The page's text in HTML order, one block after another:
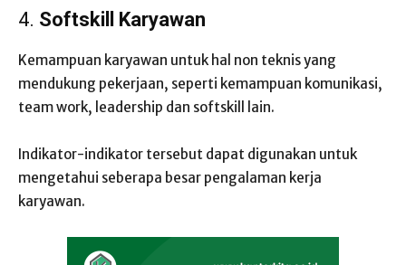
4. Softskill Karyawan
Kemampuan karyawan untuk hal non teknis yang
mendukung pekerjaan, seperti kemampuan komunikasi,
team work, leadership dan softskill lain.
Indikator-indikator tersebut dapat digunakan untuk
mengetahui seberapa besar pengalaman kerja
karyawan.